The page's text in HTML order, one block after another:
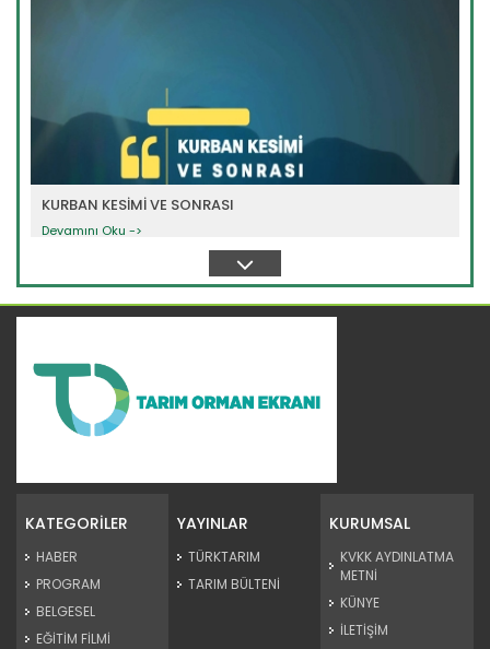
KURBAN KESİMİ VE SONRASI
Devamını Oku ->
KATEGORİLER
HABER
PROGRAM
BELGESEL
EĞİTİM FİLMİ
YAYINLAR
TÜRKTARIM
TARIM BÜLTENİ
KURUMSAL
KVKK AYDINLATMA
METNİ
KÜNYE
İLETİŞİM